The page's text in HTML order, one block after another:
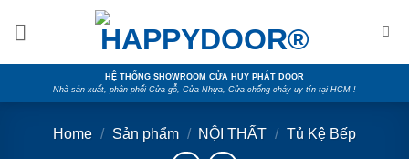
HỆ THỐNG SHOWROOM CỬA HUY PHÁT DOOR
Nhà sản xuất, phân phối Cửa gỗ, Cửa Nhựa, Cửa chống cháy uy tín tại HCM !
Home / Sản phẩm / NỘI THẤT / Tủ Kệ Bếp